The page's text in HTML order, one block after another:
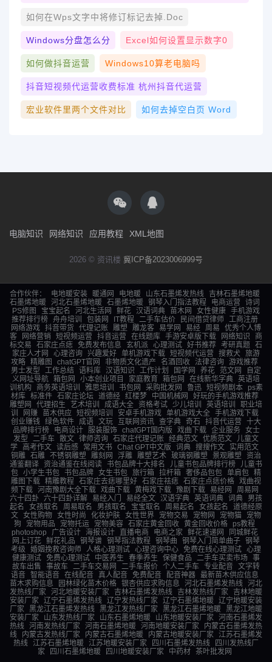
如何在wps文字中将修订标记去掉.doc
Windows分盘怎么分 Excel如何设置显示数字0
如何做抖音运营 Windows10算老电脑吗
抖音短视频代运营收费标准 杭州抖音代运营
宏业软件里两个文件对比 如何去掉空白页 Word
电脑知识 网络知识 应用教程 XML地图
2026 © 资讯楼 冀ICP备2023006999号
合作伙伴： 电地暖安装 暖通网 电地暖 山东石墨烯发热线
吉林石墨烯地暖
石墨烯地暖
河北石墨烯地暖 石墨烯地暖 钢琴入门指法教程 电商运营
诗词
PS修图
宝宝起名 河北生活网 鲜花 汉语词典 苗木网 女性健康 手机游戏
推荐排行榜
舟舟培训 包装网 IT教程 二手车估价 民间借贷律师
工商注册
网络游戏 抖音带货 代理记账 雕塑 雕龙客 易学网 易经 周易
优秀个人博
客
网络营销 短视频运营 抖音运营 在线题库 手游安卓版下载 网络知识
商
标交易
石家庄点痣 免费发布信息 玄机派 心理测试 好书推荐 考研真题
石
家庄人才网
心理咨询 兴趣爱好 单机游戏下载 短视频代运营 搜救犬 旅游
攻略 精雕图 chatGPT官网 非物质文化遗产 名酒回收 法律咨询 游戏推荐
男士发型
工作总结 语料库 汉语知识 工作计划 国学网 养花 范文网
自定
义网址导航 箱包网 小本创业项目 家庭教育 箱包网 在线新华字典 英语培
训机构
商务英语培训 雅思培训 书包网 采购批发网 鲁迅 短视频剧本
ps素
材库
标准件 石家庄论坛 道德经 红楼梦 中国机械网
好玩的手机游戏推荐
雕塑网
代理招生 艺术培训 成语大全 资格考试 少儿培训 英语培训
职业培
训
网赚 苗木供应 短视频培训 安卓手机游戏 单机游戏大全
手机游戏下载
创业赚钱 绿色软件 成语 文玩 互联网资讯 查字典 奇石 抖音代运营
十大
品牌排行榜
电商设计 服装服饰 chatGPT国内版 戏曲下载 企业服务
女士
发型
二手车 散文 律师咨询 石家庄代理记账 经典范文 优质范文
儿童文
学
高考作文 读后感 常用文书 Chat GPT中文版 词典 搜搜作文
实用范文
铜雕 石雕 不锈钢雕塑 雕刻网 浮雕 雕塑艺术 玻璃钢雕塑 景观雕塑
资治
通鉴翻译
资治通鉴在线阅读 书包品牌十大排名 儿童书包品牌排行榜
儿童书
包 小学生书包 书包品牌 女生书包 旅行箱 拉杆箱 奢侈品包包 单肩包 精
雕图下载 精雕教程 石家庄去痣哪里好 石家庄祛痣 石家庄点痣价格 戏曲视
频下载
河南豫剧大全下载 戏曲下载 黄梅戏下载 豫剧下载 易经网
周易网
六十四卦
六十四卦详解 易经入门 易经全文 汉语字典 英语词典 词典
男孩
起名
女孩取名 周易取名 男孩取名 宝宝取名 周易起名 女孩起名
道德经原
文 女性购物 女性时尚 化妆护肤 女性世界 宠物交易 宠物网 宠物猫
宠物
狗
宠物用品 宠物托运 宠物美容 石家庄黄金回收 黄金回收价格
ps教程
photoshop
广告设计 海报设计 直播电商 电商之家 鲜花速递网
同城鲜花
网上订花 鲜花礼品 钢琴谱 钢琴指法教程 钢琴曲 钢琴入门简单曲子 钢琴
考级
婚姻挽救咨询师 人格心理测试 心理咨询中心 免费在线心理测试 心理
健康测试
免费心理测试 中医养生 春季养生 保健食品 二手车买卖市场
事
故车出售
事故车 二手车交易网 二手车报价 个人二手车 专业配音 文字转
语音
智能语音 在线配音 真人配音 免费配音 配音神器
最新苗木供应信息
苗木求购信息
园林绿化苗木价格 银杏供应求购信息 河北石墨烯发热线 河北
发热线厂家 河北地暖安装厂家 吉林石墨烯发热线 吉林发热线厂家
吉林地暖
安装厂家 辽宁石墨烯发热线 辽宁发热线厂家 辽宁石墨烯地暖 辽宁地暖安装
厂家 黑龙江石墨烯发热线 黑龙江发热线厂家 黑龙江石墨烯地暖 黑龙江地暖
安装厂家
山东发热线厂家 山东石墨烯地暖 山东地暖安装厂家 河南石墨烯发
热线 河南发热线厂家 河南石墨烯地暖 河南地暖安装厂家
内蒙古石墨烯发热
线
内蒙古发热线厂家 内蒙古石墨烯地暖 内蒙古地暖安装厂家
江苏石墨烯发
热线
江苏石墨烯地暖 江苏地暖安装厂家 四川石墨烯发热线
四川发热线厂
家
四川石墨烯地暖 四川地暖安装厂家 中药材 茶叶批发网